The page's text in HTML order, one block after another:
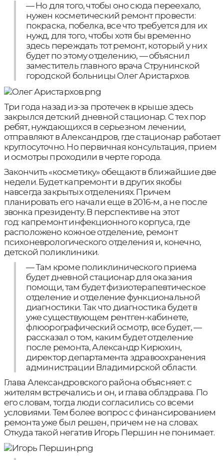
— Но для того, чтобы оно сюда переехало,
нужен косметический ремонт провести:
покраска, побелка, все что требуется для их
нужд, для того, чтобы хотя бы временно
здесь переждать тот ремонт, который у них
будет по этому отделению, — объяснил
заместитель главного врача Струнинской
городской больницы Олег Аристархов.
Три года назад из-за протечек в крыше здесь
закрылся детский дневной стационар. С тех пор
ребят, нуждающихся в серьезном лечении,
отправляют в Александров, где стационар работает
круглосуточно. Но первичная консультация, прием
и осмотры проходили в черте города.
Закончить «косметику» обещают в ближайшие две
недели. Будет капремонт и в других якобы
навсегда закрытых отделениях. Причем
планировать его начали еще в 2016-м, а не после
звонка президенту. В перспективе на этот
год: капремонт инфекционного корпуса, где
расположено кожное отделение, ремонт
психоневрологического отделения и, конечно,
детской поликлиники.
— Там кроме поликлинического приема
будет дневной стационар для оказания
помощи, там будет физиотерапевтическое
отделение и отделение функциональной
диагностики. Так что диагностика будет в
уже существующем рентген-кабинете,
флюорографический осмотр, все будет, —
рассказал о том, каким будет отделение
после ремонта, Александр Кирюхин,
директор департамента здравоохранения
администрации Владимирской области.
Глава Александровского района объясняет: с
жителям встречались и он, и глава облздрава. По
его словам, тогда люди согласились со всеми
условиями. Тем более вопрос с финансированием
ремонта уже был решен, причем не на словах.
Откуда такой негатив Игорь Першин не понимает.